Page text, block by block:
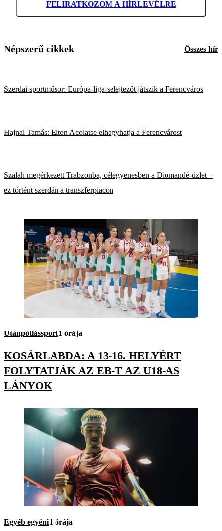
FELIRATKOZOM A HÍRLEVÉLRE
Népszerű cikkek Összes hír
Szerdai sportműsor: Európa-liga-selejtezőt játszik a Ferencváros
Hajnal Tamás: Elton Acolatse elhagyhatja a Ferencvárost
Szalah megérkezett Trabzonba, célegyenesben a Diomandé-üzlet –
ez történt szerdán a transzferpiacon
Utánpótlássport1 órája
KOSÁRLABDA: A 13-16. HELYÉRT
FOLYTATJÁK AZ EB-T AZ U18-AS
LÁNYOK
Egyéb egyéni1 órája